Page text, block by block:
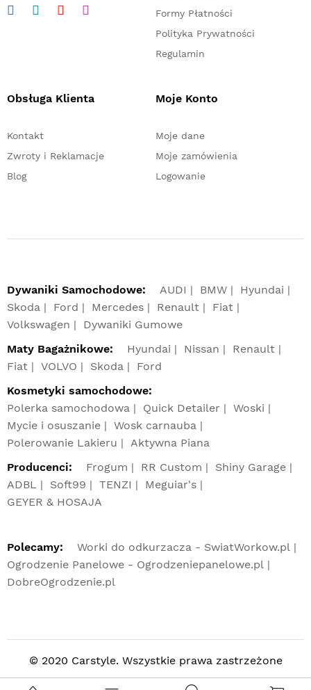
Formy Płatności
Polityka Prywatności
Regulamin
Obsługa Klienta
Kontakt
Zwroty i Reklamacje
Blog
Moje Konto
Moje dane
Moje zamówienia
Logowanie
Dywaniki Samochodowe: AUDI BMW
Hyundai
Skoda
Ford Mercedes Renault
Fiat
Volkswagen
Dywaniki Gumowe
Maty Bagażnikowe:
Hyundai Nissan
Renault
Fiat
VOLVO Skoda
Ford
Kosmetyki samochodowe:
Polerka samochodowa
Quick Detailer
Woski
Mycie i osuszanie
Wosk carnauba
Polerowanie Lakieru
Aktywna Piana
Producenci:
Frogum RR Custom
Shiny Garage
ADBL
Soft99 TENZI
Meguiar's
GEYER & HOSAJA
Polecamy:
Worki do odkurzacza - SwiatWorkow.pl
Ogrodzenie Panelowe - Ogrodzeniepanelowe.pl
DobreOgrodzenie.pl
© 2020 Carstyle. Wszystkie prawa zastrzeżone